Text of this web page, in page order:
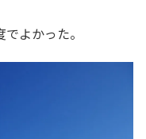
よかった。